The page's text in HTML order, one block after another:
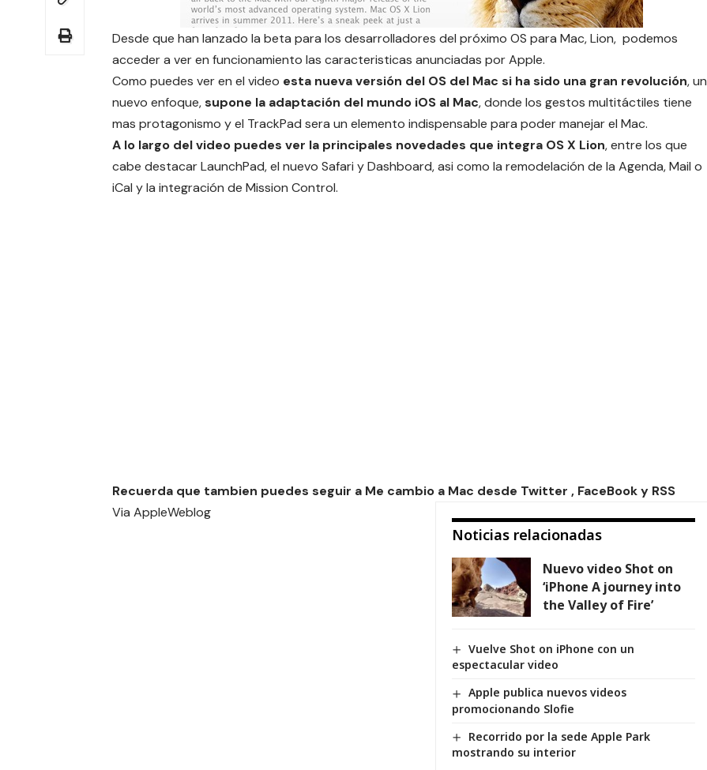
Desde que han lanzado la beta para los desarrolladores del próximo OS para Mac, Lion, podemos
acceder a ver en funcionamiento las caracteristicas anunciadas por Apple.
Como puedes ver en el video esta nueva versión del OS del Mac si ha sido una gran revolución, un
nuevo enfoque,supone la adaptación del mundo iOS al Mac, donde los gestos multitáctiles tiene
mas protagonismo y el TrackPad sera un elemento indispensable para poder manejar el Mac.
A lo largo del video puedes ver la principales novedades que integra OS X Lion, entre los que
cabe destacar LaunchPad, el nuevo Safari y Dashboard, asi como la remodelación de la Agenda, Mail o
iCal y la integración de Mission Control.
Recuerda que tambien puedes seguir a Me cambio a Mac desde Twitter , FaceBooky RSS
Noticias relacionadas
Nuevo video Shot on
‘iPhone A journey into
the Valley of Fire’
Vuelve Shot on iPhone con un
espectacular video
Apple publica nuevos videos
promocionando Slofie
Recorrido por la sede Apple Park
mostrando su interior
Via AppleWeblog